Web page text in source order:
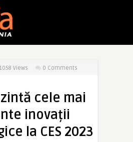
1058 Views 0 Comments
cele mai
inovații
la CES 2023